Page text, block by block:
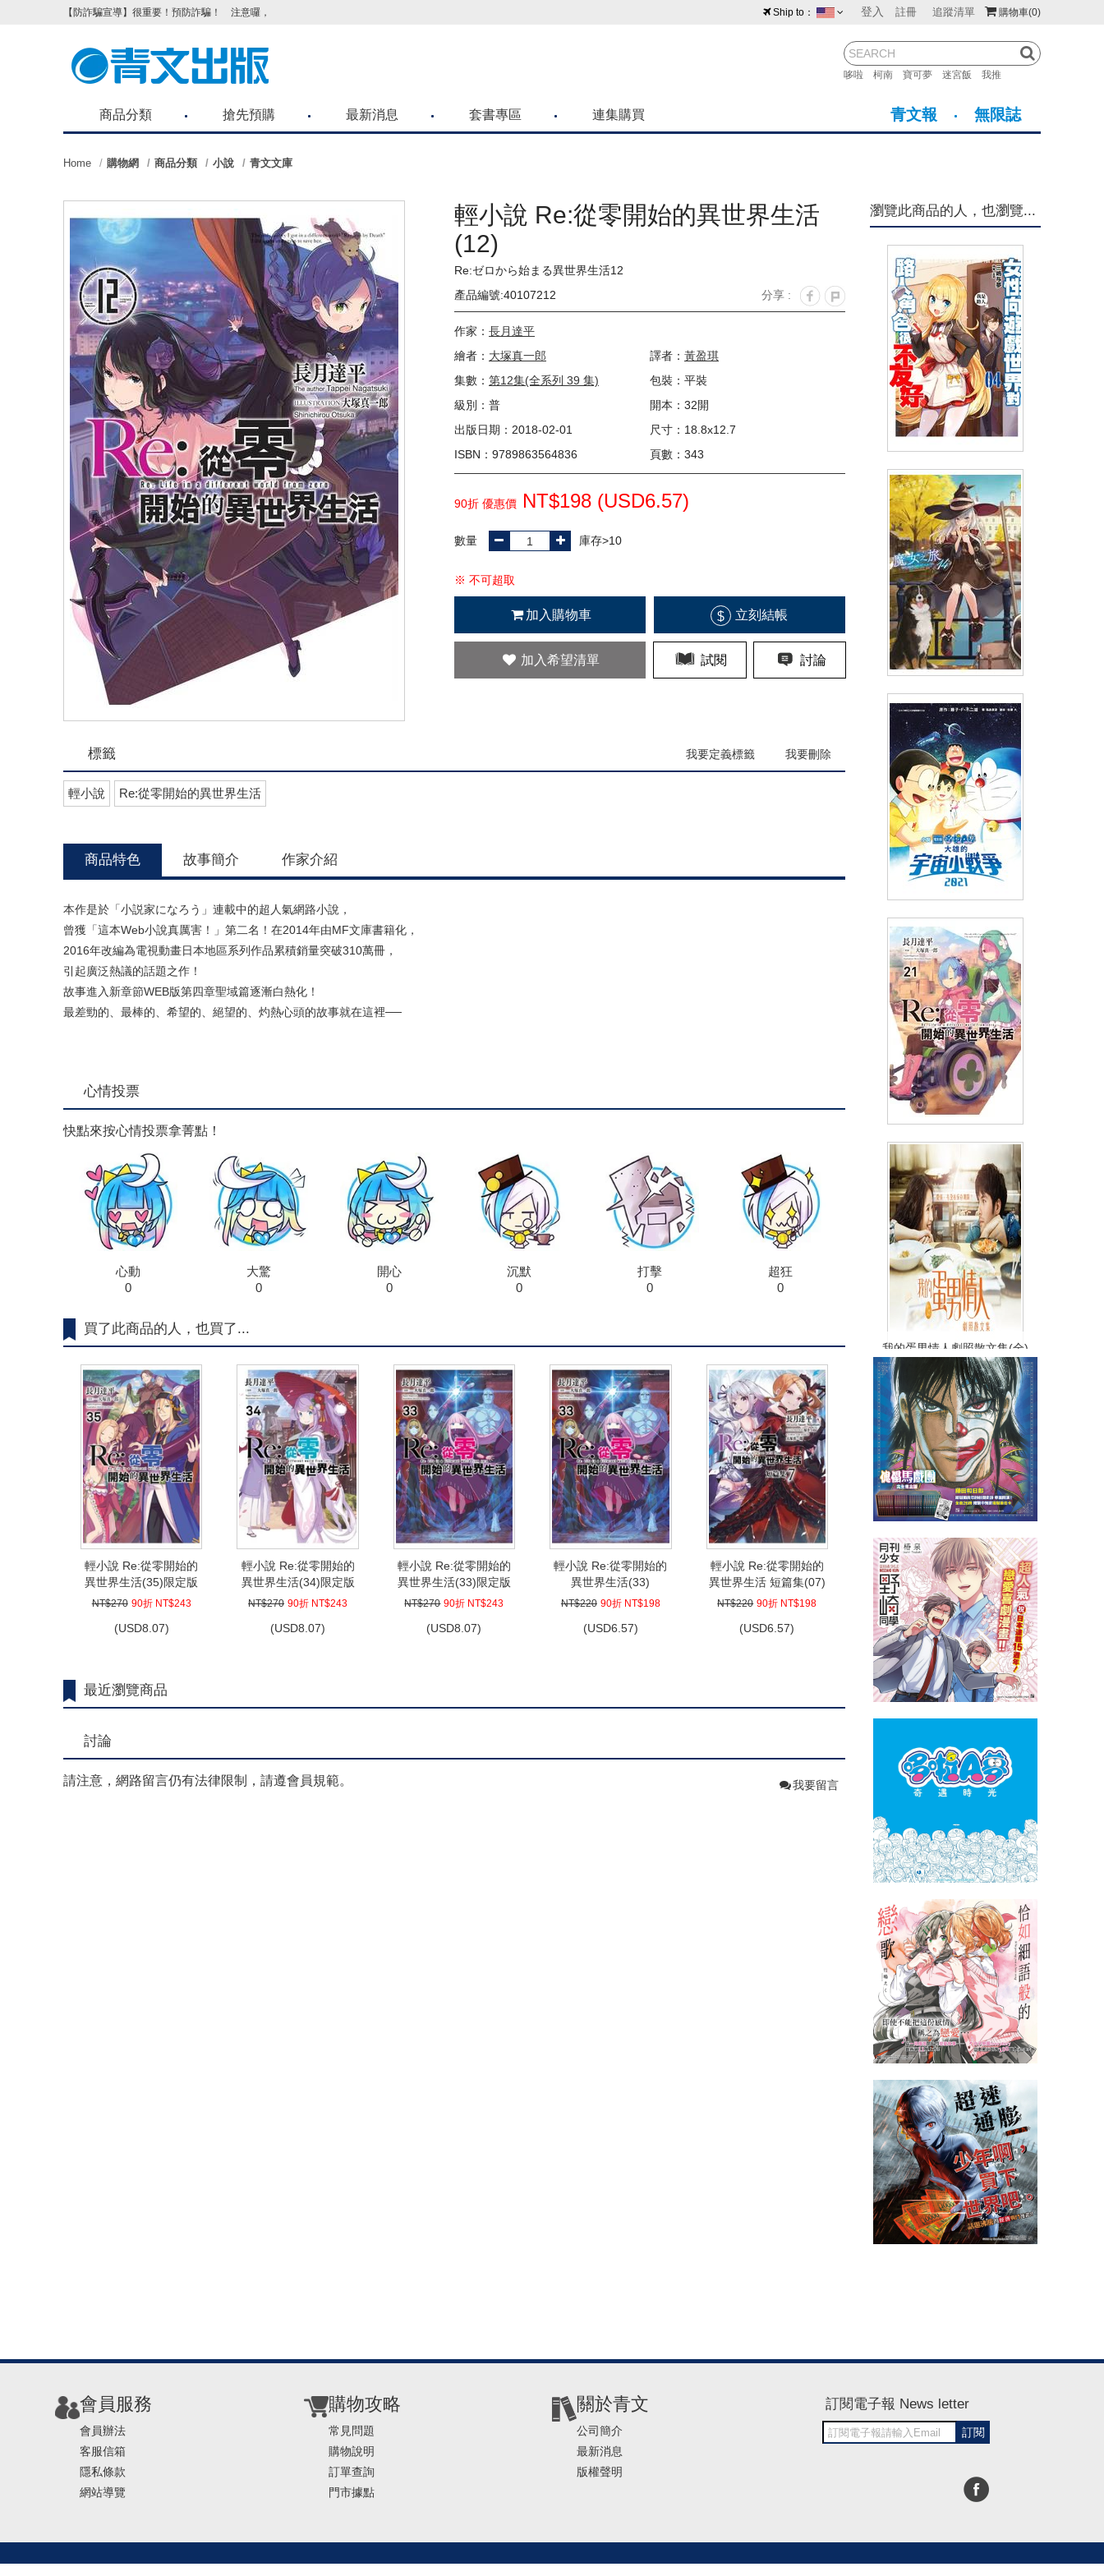
購物車(0)
登入 註冊 追蹤清單
哆啦 柯南 寶可夢 迷宮飯 我推
Ship to：
紐西蘭 馬來西亞
澳門 菲律賓
【防詐騙宣導】很重要！預防詐騙！ 注意囉，不要被騙了！請各位喜歡青文購物網的朋友們，提高警覺！
商品分類 搶先預購 最新消息 套書專區 連集購買 青文報 無限誌
Home 購物網 商品分類 小說 青文文庫
輕小說 Re:從零開始的異世界生活
(12)
Re:ゼロから始まる異世界生活12
產品編號:40107212
分享 :
作家： 長月達平
繪者： 大塚真一郎 譯者： 黃盈琪
集數： 第12集(全系列 39 集)
包裝：平裝
級別：普
開本：32開
出版日期：2018-02-01
尺寸：18.8x12.7
ISBN：9789863564836
頁數：343
90折 優惠價 NT$198 (USD6.57)
數量 庫存>10
※ 不可超取
加入購物車 $ 立刻結帳
加入希望清單 試閱 討論
標籤 我要定義標籤 我要刪除
輕小說 Re:從零開始的異世界生活
商品特色 故事簡介 作家介紹
本作是於「小説家になろう」連載中的超人氣網路小說，
曾獲「這本Web小說真厲害！」第二名！在2014年由MF文庫書籍化，
2016年改編為電視動畫日本地區系列作品累積銷量突破310萬冊，
引起廣泛熱議的話題之作！
故事進入新章節WEB版第四章聖域篇逐漸白熱化！
最差勁的、最棒的、希望的、絕望的、灼熱心頭的故事就在這裡──
心情投票
快點來按心情投票拿菁點！
心動
0
大驚
0
開心
0
沉默
0
打擊
0
超狂
0
買了此商品的人，也買了...
輕小說 Re:從零開始的
異世界生活(35)限定版
NT$270 90折 NT$243
(USD8.07)
輕小說 Re:從零開始的
異世界生活(34)限定版
NT$270 90折 NT$243
(USD8.07)
輕小說 Re:從零開始的
異世界生活(33)限定版
NT$270 90折 NT$243
(USD8.07)
輕小說 Re:從零開始的
異世界生活(33)
NT$220 90折 NT$198
(USD6.57)
輕小說 Re:從零開始的
異世界生活 短篇集(07)
NT$220 90折 NT$198
(USD6.57)
最近瀏覽商品
討論
請注意，網路留言仍有法律限制，請遵會員規範。 我要留言
瀏覽此商品的人，也瀏覽...
輕小說 女性向遊戲世界對路人
角色很不友好(04)
NT$260 90折 NT$234 (USD7.77)
NT$260 90折 NT$234 USD 7.77)
小說 電影版哆啦A夢 大雄的宇
宙小戰爭2021(全)
NT$240 90折 NT$216 (USD7.17)
輕小說 Re:從零開始的異世界生
活(21)限定版
NT$270 90折 NT$243 ( USD8.07)
我的蛋男情人劇照散文集(全)
NT$400 90折 NT$360
(USD11.95)
會員服務
會員辦法
客服信箱
隱私條款
網站導覽
購物攻略
常見問題
購物說明
訂單查詢
門市據點
關於青文
公司簡介
最新消息
版權聲明
訂閱電子報 News letter
訂閱